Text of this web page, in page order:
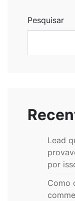
Pesquisar
Lead
por
Como